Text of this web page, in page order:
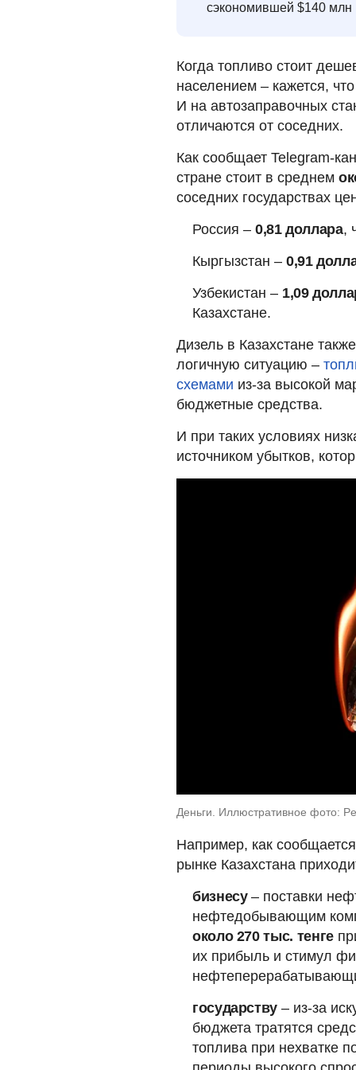
сэкономившей $140 млн
Когда топливо стоит
населением – кажется,
И на автозаправочных
отличаются от соседних.
Как сообщает Telegram-
стране стоит в среднем
соседних государствах
Россия – 0,81 доллара,
Кыргызстан – 0,91
Узбекистан – 1,09
Казахстане.
Дизель в Казахстане
логичную ситуацию –
схемами из-за высокой
бюджетные средства.
И при таких условиях
источником убытков,
Деньги. Иллюстративное фото:
Например, как
рынке Казахстана
бизнесу– поставки
нефтедобывающим
около 270 тыс. тенге
их прибыль и стимул
государству – из-за
бюджета тратятся
топлива при нехватке